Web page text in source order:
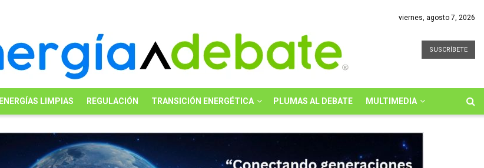
viernes, agosto 7, 2026
SUSCRÍBETE
ENERGÍAS LIMPIAS REGULACIÓN TRANSICIÓN ENERGÉTICA PLUMAS AL DEBATE MULTIMEDIA